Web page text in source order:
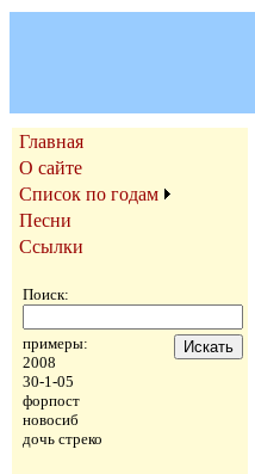
Главная
О сайте
Список по годам
Песни
Ссылки
Поиск:
примеры:
2008
30-1-05
форпост
новосиб
дочь стреко